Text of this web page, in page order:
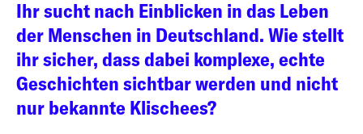
Ihr sucht nach Einblicken in das Leben
der Menschen in Deutschland. Wie stellt
ihr sicher, dass dabei komplexe, echte
Geschichten sichtbar werden und nicht
nur bekannte Klischees?